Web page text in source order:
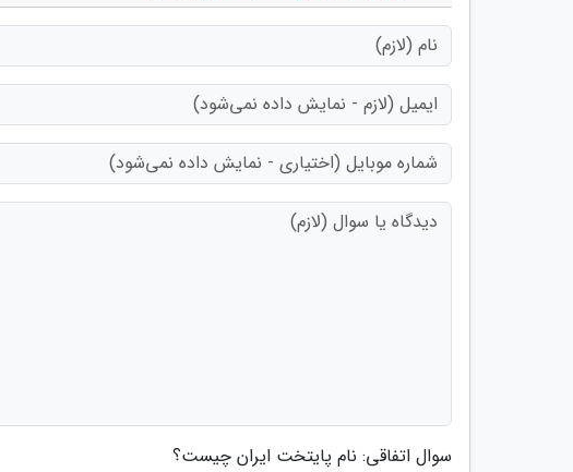
سوال اتفاقی: نام پایتخت ایران چیست؟